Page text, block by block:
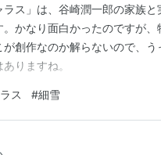
（新潮文庫、1955年
ISBN:4041005140
ラス」は、谷崎潤一郎の家族
。かなり面白かったのですが
が創作なのか解らないので、
りますね。
ス #細雪